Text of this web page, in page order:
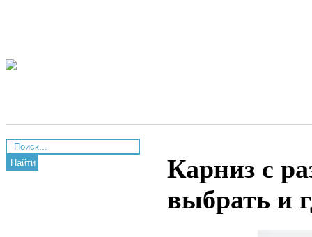
Найти
Карниз с
выбрать и